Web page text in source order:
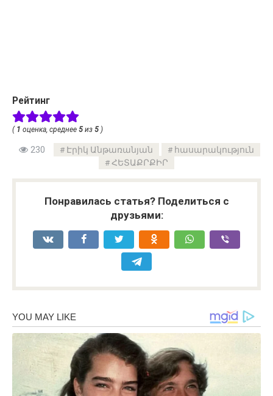
Рейтинг
( 1 оценка, среднее 5 из 5 )
230 Էրիկ Անթառանյան
հասարակություն
ՀԵՏԱՔՐՔԻՐ
Понравилась статья? Поделиться с
друзьями: